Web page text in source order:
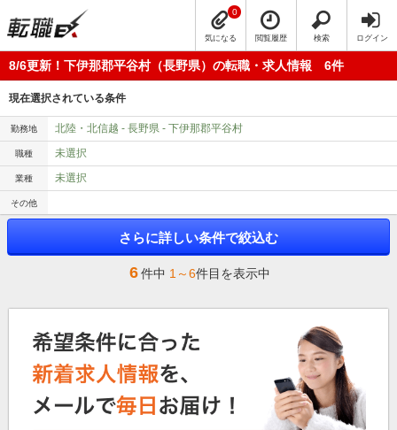
気になる
0
閲覧履歴 検索 ログイン
8/6更新！下伊那郡平谷村（長野県）の転職・求人情報 6件
現在選択されている条件
勤務地 北陸・北信越 - 長野県 - 下伊那郡平谷村
職種 未選択
業種 未選択
その他
さらに詳しい条件で絞込む
6件中 1～6件目を表示中